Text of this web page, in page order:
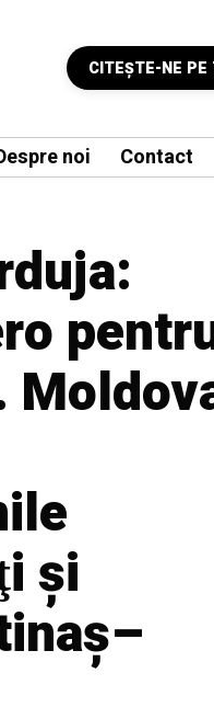
CITEŞTE-NE PE
noi Contact
şi